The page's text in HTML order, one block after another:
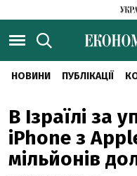
НОВИНИ ПУБЛІКАЦІЇ
В Ізраїлі за
iPhone з
мільйонів